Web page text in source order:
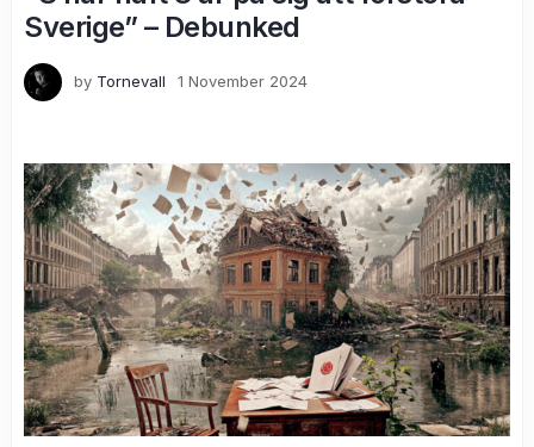
Sverige” – Debunked
by Tornevall 1 November 2024